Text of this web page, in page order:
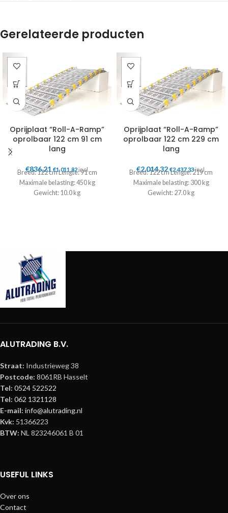
Gerelateerde producten
Oprijplaat “Roll-A-Ramp”
oprolbaar 122 cm 91 cm
lang
€836,21 €1.011,82incl.
Breed: 122 cm Lengte: 91 cm
Maximale belasting: 450 kg
Gewicht: 10.0 kg
Oprijplaat “Roll-A-Ramp”
oprolbaar 122 cm 229 cm
lang
€2.014,32 €2.437,33incl.
Breed: 122 cm Lengte: 219 cm
Maximale belasting: 300 kg
Gewicht: 27.0 kg
ALUTRADING B.V.
Straat: Industrieweg 38
Postcode: 8061RB Hasselt
Tel: 0524 522522
Tel: 062 1321128
E-mail: info@alutrading.nl
Kvk: 51366223
BTW: NL 823246061 B 01
USEFUL LINKS
Over ons
Contact